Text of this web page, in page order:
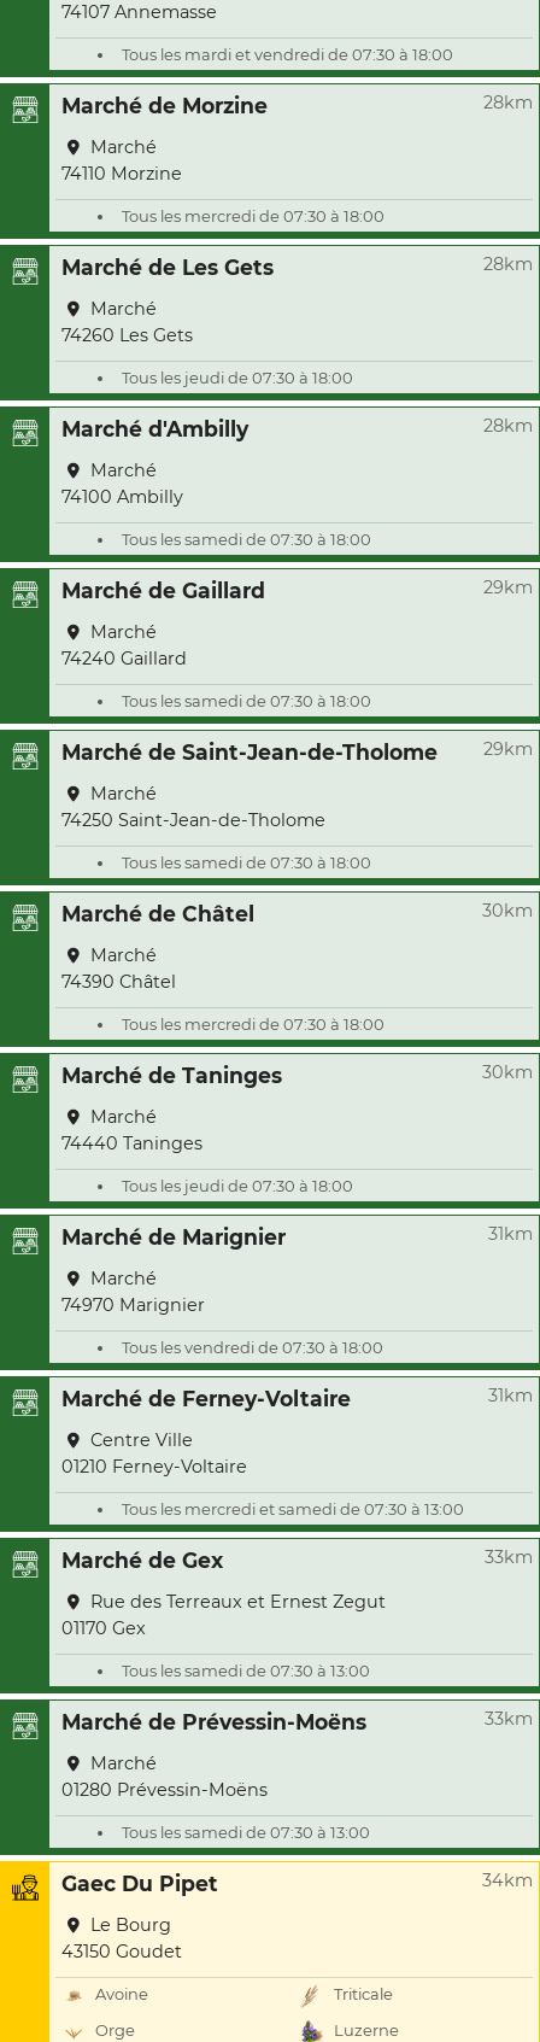
74107 Annemasse
Tous les mardi et vendredi de 07:30 à 18:00
Marché de Morzine 28km
Marché
74110 Morzine
Tous les mercredi de 07:30 à 18:00
Marché de Les Gets 28km
Marché
74260 Les Gets
Tous les jeudi de 07:30 à 18:00
Marché d'Ambilly 28km
Marché
74100 Ambilly
Tous les samedi de 07:30 à 18:00
Marché de Gaillard 29km
Marché
74240 Gaillard
Tous les samedi de 07:30 à 18:00
Marché de Saint-Jean-de-Tholome 29km
Marché
74250 Saint-Jean-de-Tholome
Tous les samedi de 07:30 à 18:00
Marché de Châtel 30km
Marché
74390 Châtel
Tous les mercredi de 07:30 à 18:00
Marché de Taninges 30km
Marché
74440 Taninges
Tous les jeudi de 07:30 à 18:00
Marché de Marignier 31km
Marché
74970 Marignier
Tous les vendredi de 07:30 à 18:00
Marché de Ferney-Voltaire 31km
Centre Ville
01210 Ferney-Voltaire
Tous les mercredi et samedi de 07:30 à 13:00
Marché de Gex 33km
Rue des Terreaux et Ernest Zegut
01170 Gex
Tous les samedi de 07:30 à 13:00
Marché de Prévessin-Moëns 33km
Marché
01280 Prévessin-Moëns
Tous les samedi de 07:30 à 13:00
Gaec Du Pipet 34km
Le Bourg
43150 Goudet
Avoine
Triticale
Orge
Luzerne